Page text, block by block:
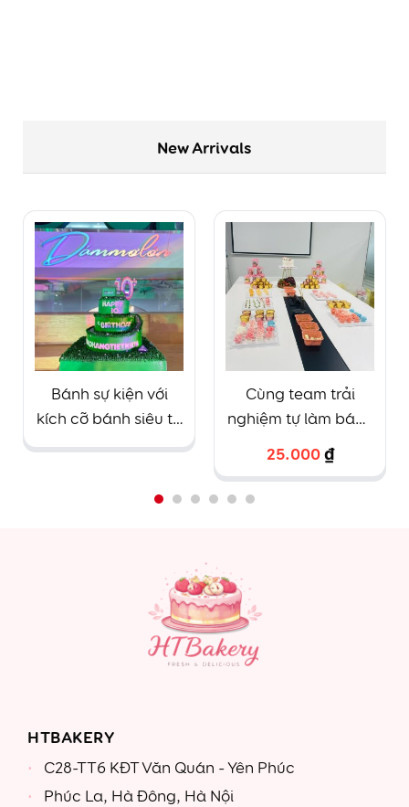
New Arrivals
Bánh sự kiện với
kích cỡ bánh siêu to
khổng lồ
Cùng team trải
nghiệm tự làm bánh
cupcake và decor
theo sở thích cá
25.000₫
HTBAKERY
C28-TT6 KĐT Văn Quán - Yên Phúc
Phúc La, Hà Đông, Hà Nội